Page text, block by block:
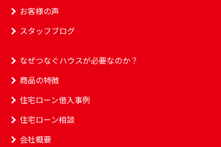
お客様の声
スタッフブログ
なぜつなぐハウスが必要なのか？
商品の特徴
住宅ローン借入事例
住宅ローン相談
会社概要